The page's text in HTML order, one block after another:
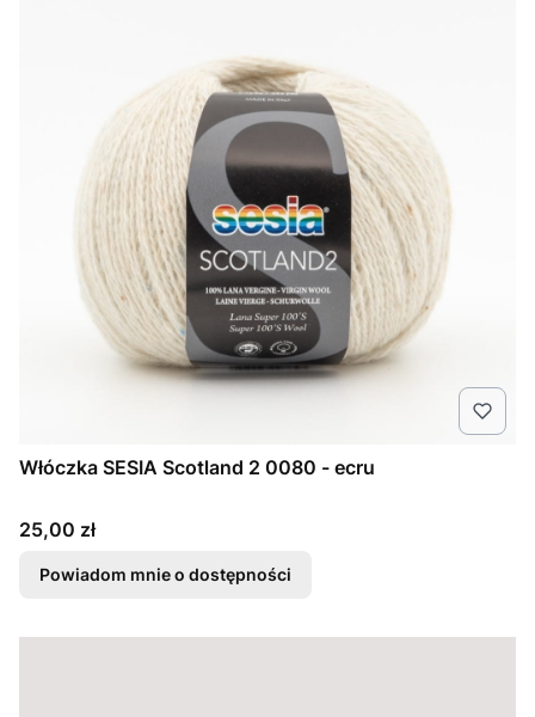
Włóczka SESIA Scotland 2 0080 - ecru
Cena
25,00 zł
Powiadom mnie o dostępności